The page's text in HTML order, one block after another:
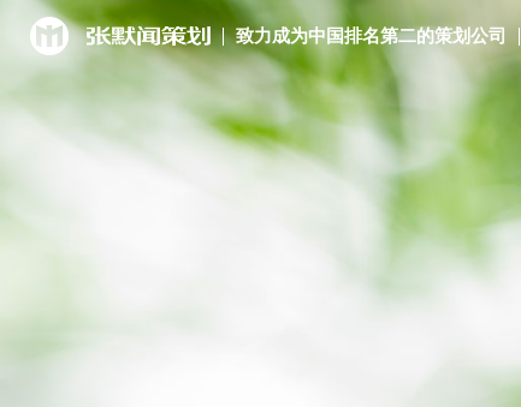
致力成为中国排名第二的策划公司